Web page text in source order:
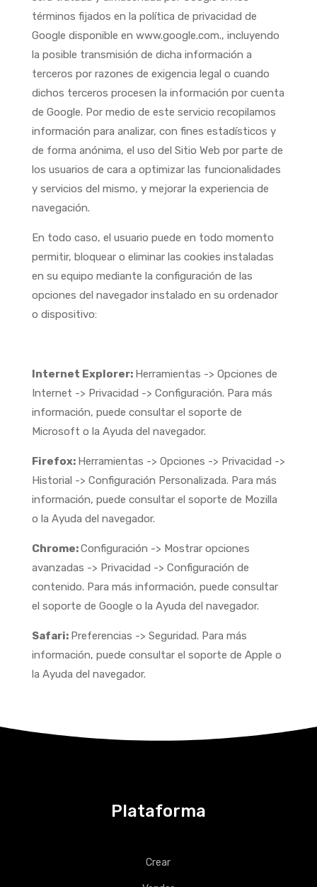
términos fijados en la política de privacidad de
Google disponible en www.google.com., incluyendo
la posible transmisión de dicha información a
terceros por razones de exigencia legal o cuando
dichos terceros procesen la información por cuenta
de Google. Por medio de este servicio recopilamos
información para analizar, con fines estadísticos y
de forma anónima, el uso del Sitio Web por parte de
los usuarios de cara a optimizar las funcionalidades
y servicios del mismo, y mejorar la experiencia de
navegación.
En todo caso, el usuario puede en todo momento
permitir, bloquear o eliminar las cookies instaladas
en su equipo mediante la configuración de las
opciones del navegador instalado en su ordenador
o dispositivo:
Internet Explorer: Herramientas -> Opciones de
Internet -> Privacidad -> Configuración. Para más
información, puede consultar el soporte de
Microsoft o la Ayuda del navegador.
Firefox: Herramientas -> Opciones -> Privacidad ->
Historial -> Configuración Personalizada. Para más
información, puede consultar el soporte de Mozilla
o la Ayuda del navegador.
Chrome:Configuración -> Mostrar opciones
avanzadas -> Privacidad -> Configuración de
contenido. Para más información, puede consultar
el soporte de Google o la Ayuda del navegador.
Safari: Preferencias -> Seguridad. Para más
información, puede consultar el soporte de Apple o
la Ayuda del navegador.
Plataforma
Crear